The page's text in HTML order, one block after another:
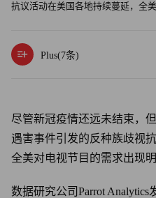
抗议活动在美国各地持续蔓延，全
Plus(7条)
尽管新冠疫情还远未结束，
遇害事件引发的反种族歧视
全美对电视节目的需求出现明
数据研究公司Parrot Analytics